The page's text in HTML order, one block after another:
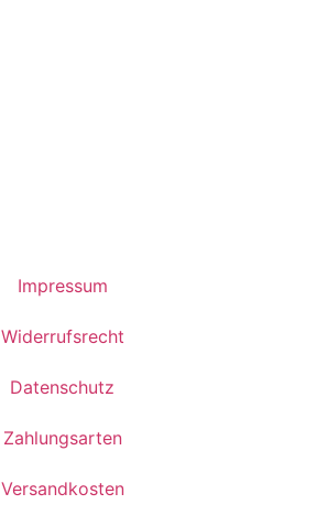
Impressum
Widerrufsrecht
Datenschutz
Zahlungsarten
Versandkosten